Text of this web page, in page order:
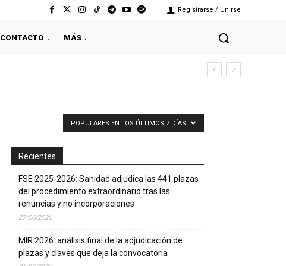
Registrarse / Unirse
CONTACTO MÁS
POPULARES EN LOS ÚLTIMOS 7 DÍAS
Recientes
FSE 2025-2026: Sanidad adjudica las 441 plazas
del procedimiento extraordinario tras las
renuncias y no incorporaciones
27/06/2026
MIR 2026: análisis final de la adjudicación de
plazas y claves que deja la convocatoria